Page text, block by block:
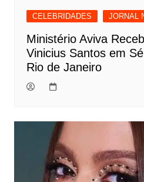
CELEBRIDADES JORNAL
Ministério Aviva
Vinicius Santos em
Rio de Janeiro